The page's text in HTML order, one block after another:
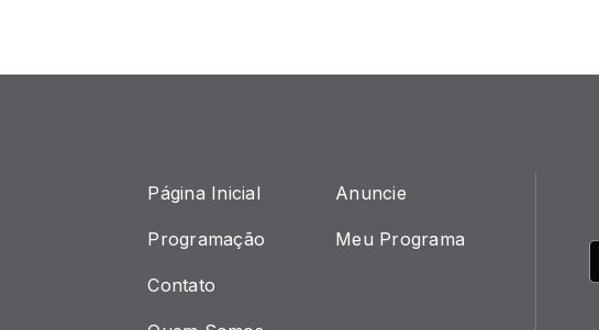
Página Inicial
Programação
Contato
Anuncie
Meu Programa